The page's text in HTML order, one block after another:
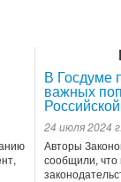
В Госдуме
важных
24 июля 2024
Авторы
сообщили,